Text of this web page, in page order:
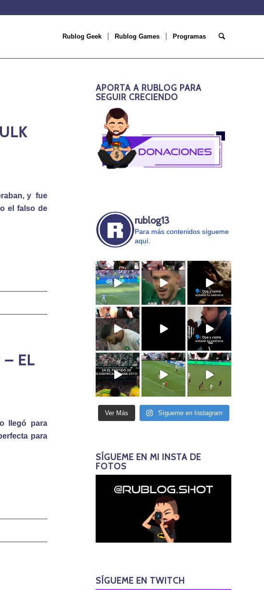
Rublog Geek Rublog Games Programas
y fue
el falso de
EL
llegó para
para
APORTA A RUBLOG PARA
SEGUIR CRECIENDO
rublog13
Para más contenidos sígueme
aquí.
Ver Más Sígueme en Instagram
SÍGUEME EN MI INSTA DE
FOTOS
SÍGUEME EN TWITCH